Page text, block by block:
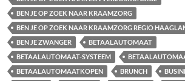
BEN JE OP ZOEK NAAR KRAAMZORG
BEN JE OP ZOEK NAAR KRAAMZORG REGIO
BEN JE ZWANGER
BETAALAUTOMAAT
BETAALAUTOMAAT-SYSTEEM
BETAALAUTOMAATKOPEN
BRUNCH